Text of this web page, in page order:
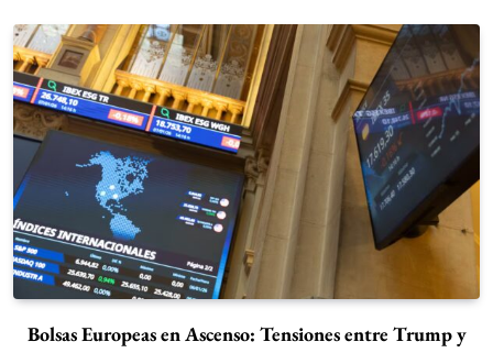
Bolsas Europeas en Ascenso: Tensiones entre Trump y